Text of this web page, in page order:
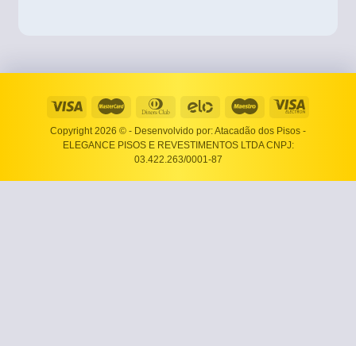
Copyright 2026 © - Desenvolvido por: Atacadão dos Pisos -
ELEGANCE PISOS E REVESTIMENTOS LTDA CNPJ:
03.422.263/0001-87